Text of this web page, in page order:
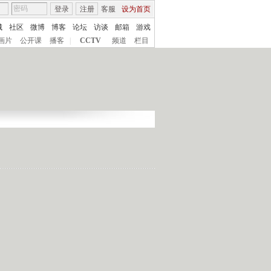
客服 设为首页
登录 注册
社区 微博 博客 论坛 访谈 邮箱
游戏
片
公开课 播客 CCTV 频道 栏目